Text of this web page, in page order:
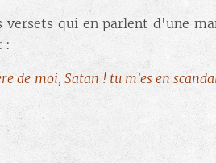
qui en parlent d'une
:
de moi, Satan ! tu m'es en